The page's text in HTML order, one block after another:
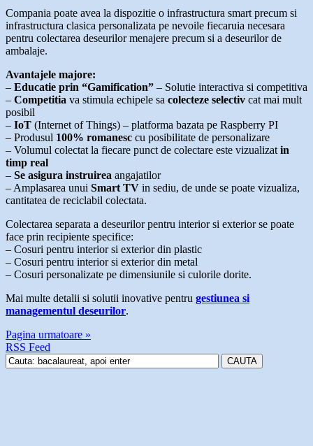
Compania poate avea la dispozitie o infrastructura smart precum si
infrastructura clasica personalizata pe nevoile fiecaruia necesara
pentru colectarea deseurilor menajere precum si a deseurilor de
ambalaje.
Avantajele majore:
– Educatie prin “Gamification” – Solutie interactiva si competitiva
– Competitia va stimula echipele sa colecteze selectiv cat mai mult
posibil
– IoT (Internet of Things) – platforma bazata pe Raspberry PI
– Produsul 100% romanesc cu posibilitate de personalizare
– Volumul colectat la fiecare punct de colectare este vizualizat in
timp real
– Se asigura instruirea angajatilor
– Amplasarea unui Smart TV in sediu, de unde se poate vizualiza,
cantitatea de reciclabil colectata.
Colectarea separata a deseurilor pentru interior si exterior se poate
face prin recipiente specifice:
– Cosuri pentru interior si exterior din plastic
– Cosuri pentru interior si exterior din metal
– Cosuri personalizate pe dimensiunile si culorile dorite.
Mai multe detalii si solutii inovative pentru gestiunea si
managementul deseurilor.
Pagina urmatoare »
RSS Feed